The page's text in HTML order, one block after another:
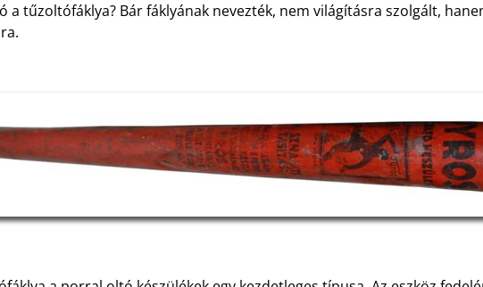
a tűzoltófáklya? Bár fáklyának nevezték, nem világításra szolgált,